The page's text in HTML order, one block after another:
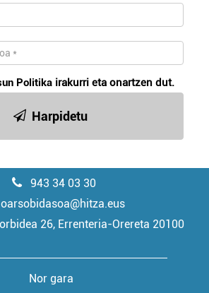
Politika irakurri eta onartzen dut.
Harpidetu
943 34 03 30
oarsobidasoa@hitza.eus
26, Errenteria-Orereta 20100
Nor gara